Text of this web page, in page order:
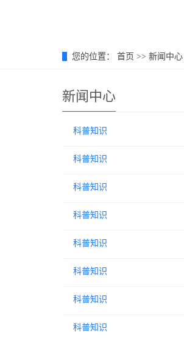
您的位置： 首页 >> 新闻中心
新闻中心
科普知识
科普知识
科普知识
科普知识
科普知识
科普知识
科普知识
科普知识